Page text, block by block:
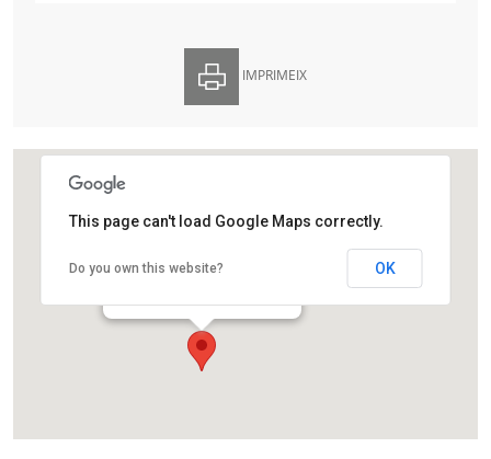
IMPRIMEIX
Centre Cultural Sant Josep
Avinguda d'Isabel la Catòlica,32
This page can't load Google Maps correctly.
Do you own this website? OK